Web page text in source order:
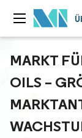
MARKT
OILS –